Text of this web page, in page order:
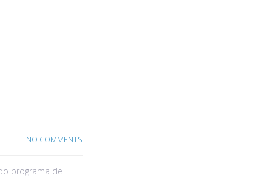
NO COMMENTS
programa de